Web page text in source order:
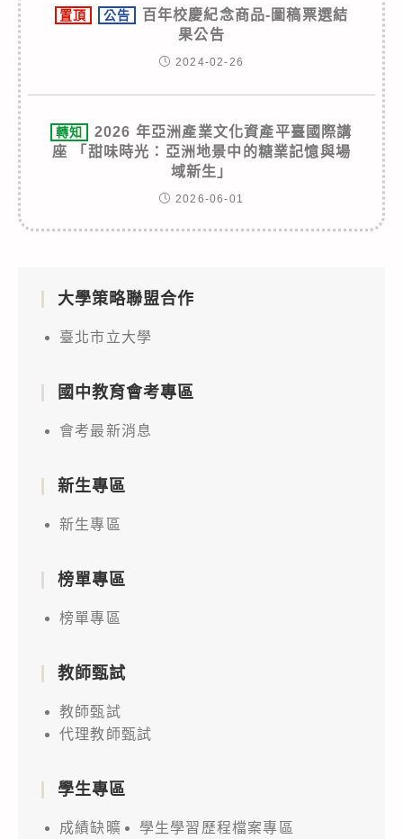
置頂 公告
百年校慶紀念商品-圖稿票選結
果公告
2024-02-26
轉知
2026 年亞洲產業文化資產平臺國際講
座 「甜味時光：亞洲地景中的糖業記憶與場
域新生」
2026-06-01
大學策略聯盟合作
臺北市立大學
國中教育會考專區
會考最新消息
新生專區
新生專區
榜單專區
榜單專區
教師甄試
教師甄試
代理教師甄試
學生專區
成績缺曠 學生學習歷程檔案專區